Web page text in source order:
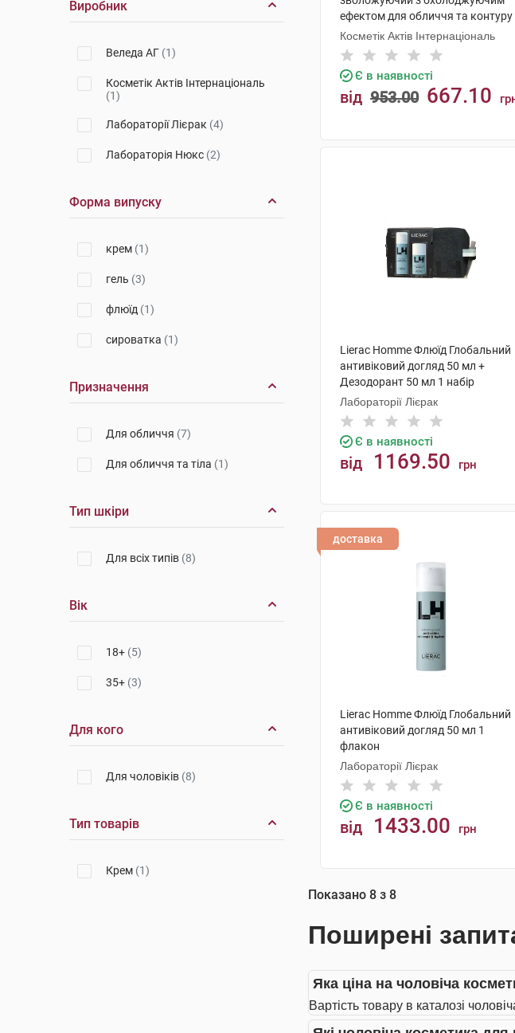
Виробник
Веледа АГ (1)
Косметік Актів Інтернаціональ
(1)
Лабораторії Лієрак (4)
Лабораторія Нюкс (2)
Форма випуску
крем (1)
гель (3)
флюїд (1)
сироватка (1)
Призначення
Для обличчя (7)
Для обличчя та тіла (1)
Тип шкіри
Для всіх типів (8)
Вік
18+ (5)
35+ (3)
Для кого
Для чоловіків (8)
Тип товарів
Крем (1)
ефектом для обличчя та контуру
очей 50 мл 1 туба
Косметік Актів Інтернаціональ
Є в наявності
від 953.00 667.10
Lierac Homme Флюїд Глобальний
антивіковий догляд 50 мл +
Дезодорант 50 мл 1 набір
Лабораторії Лієрак
Є в наявності
від 1169.50 грн
доставка
Lierac Homme Флюїд Глобальний
антивіковий догляд 50 мл 1
флакон
Лабораторії Лієрак
Є в наявності
від 1433.00 грн
Показано 8 з 8
Поширені
Яка ціна на чоловіча
Вартість товару в каталозі